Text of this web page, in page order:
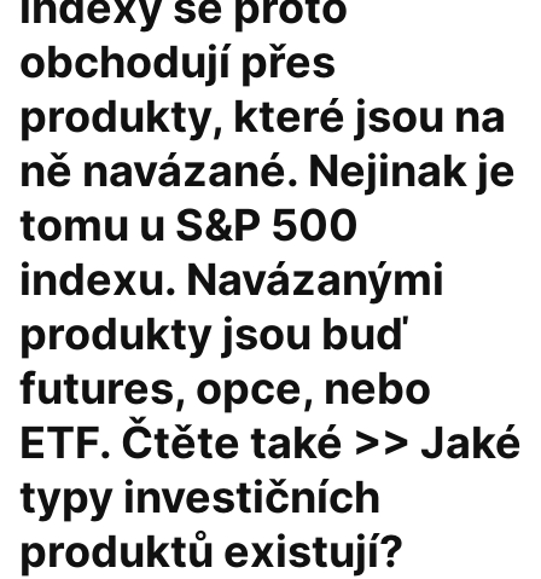
obchodují přes
produkty, které jsou na
ně navázané. Nejinak je
tomu u S&P 500
indexu. Navázanými
produkty jsou buď
futures, opce, nebo
ETF. Čtěte také >> Jaké
typy investičních
produktů existují?